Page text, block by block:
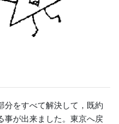
分をすべて解決して，既約
事が出来ました。東京へ戻